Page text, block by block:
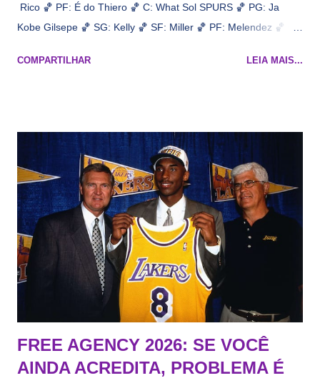
Rico 🏀 PF: É do Thiero 🏀 C: What Sol SPURS 🏀 PG: Ja
Kobe Gilsepe 🏀 SG: Kelly 🏀 SF: Miller 🏀 PF: Melendez 🏀 C:
Na quadra Transmissão: NBA League Pass
COMPARTILHAR LEIA MAIS...
FREE AGENCY 2026: SE VOCÊ
AINDA ACREDITA, PROBLEMA É